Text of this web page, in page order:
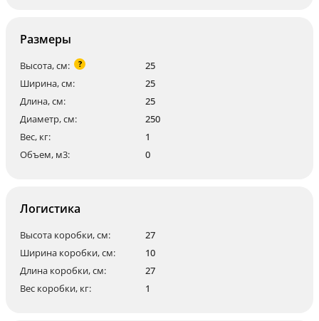
Размеры
Высота, см: ?
25
Ширина, см:
25
Длина, см:
25
Диаметр, см:
250
Вес, кг:
1
Объем, м3:
0
Логистика
Высота коробки, см:
27
Ширина коробки, см:
10
Длина коробки, см:
27
Вес коробки, кг:
1